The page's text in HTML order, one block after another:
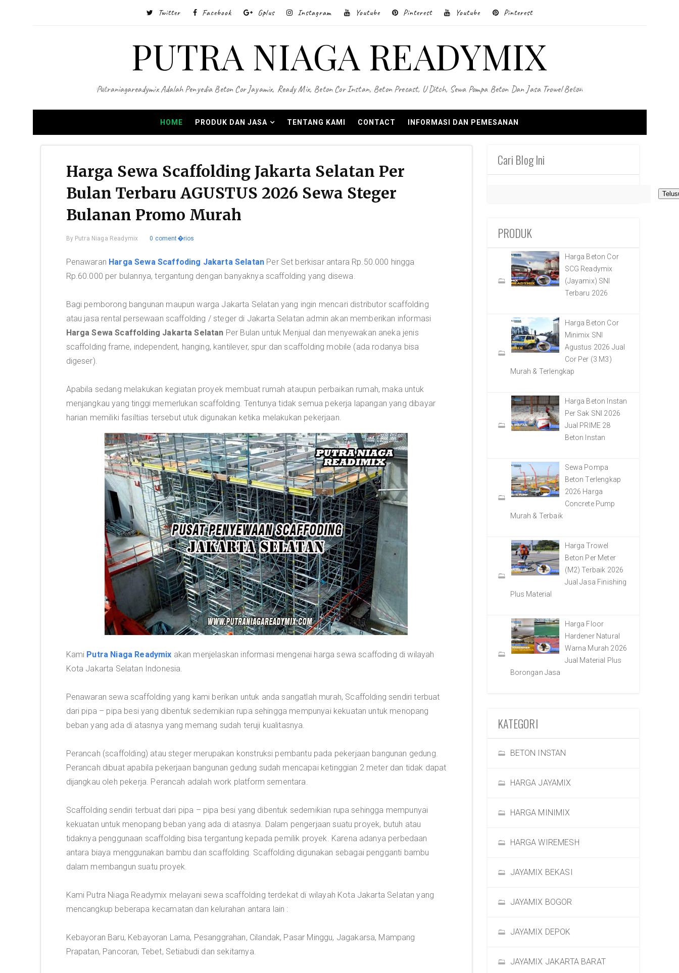
Twitter Facebook Gplus Instagram Youtube Pinterest Youtube Pinterest
PUTRA NIAGA READYMIX
Putraniagareadymix Adalah Penyedia Beton Cor Jayamix, Ready Mix, Beton Cor Instan, Beton Precast, U Ditch, Sewa Pompa Beton Dan Jasa Trowel Beton
HOME PRODUK DAN JASA TENTANG KAMI CONTACT INFORMASI DAN PEMESANAN
Harga Sewa Scaffolding Jakarta Selatan Per
Bulan Terbaru AGUSTUS 2026 Sewa Steger
Bulanan Promo Murah
By Putra Niaga Readymix 0 coment�rios
Penawaran Harga Sewa Scaffoding Jakarta Selatan Per Set berkisar antara Rp.50.000 hingga
Rp.60.000 per bulannya, tergantung dengan banyaknya scaffolding yang disewa.
Bagi pemborong bangunan maupun warga Jakarta Selatan yang ingin mencari distributor scaffolding
atau jasa rental persewaan scaffolding / steger di Jakarta Selatan admin akan memberikan informasi
Harga Sewa Scaffolding Jakarta Selatan Per Bulan untuk Menjual dan menyewakan aneka jenis
scaffolding frame, independent, hanging, kantilever, spur dan scaffolding mobile (ada rodanya bisa
digeser).
Apabila sedang melakukan kegiatan proyek membuat rumah ataupun perbaikan rumah, maka untuk
menjangkau yang tinggi memerlukan scaffolding. Tentunya tidak semua pekerja lapangan yang dibayar
harian memiliki fasiltias tersebut utuk digunakan ketika melakukan pekerjaan.
Kami Putra Niaga Readymix akan menjelaskan informasi mengenai harga sewa scaffoding di wilayah
Kota Jakarta Selatan Indonesia.
Penawaran sewa scaffolding yang kami berikan untuk anda sangatlah murah, Scaffolding sendiri terbuat
dari pipa – pipa besi yang dibentuk sedemikian rupa sehingga mempunyai kekuatan untuk menopang
beban yang ada di atasnya yang memang sudah teruji kualitasnya.
Perancah (scaffolding) atau steger merupakan konstruksi pembantu pada pekerjaan bangunan gedung.
Perancah dibuat apabila pekerjaan bangunan gedung sudah mencapai ketinggian 2 meter dan tidak dapat
dijangkau oleh pekerja. Perancah adalah work platform sementara.
Scaffolding sendiri terbuat dari pipa – pipa besi yang dibentuk sedemikian rupa sehingga mempunyai
kekuatan untuk menopang beban yang ada di atasnya. Dalam pengerjaan suatu proyek, butuh atau
tidaknya penggunaan scaffolding bisa tergantung kepada pemilik proyek. Karena adanya perbedaan
antara biaya menggunakan bambu dan scaffolding. Scaffolding digunakan sebagai pengganti bambu
dalam membangun suatu proyek.
Kami Putra Niaga Readymix melayani sewa scaffolding terdekat di wilayah Kota Jakarta Selatan yang
mencangkup beberapa kecamatan dan kelurahan antara lain :
Kebayoran Baru, Kebayoran Lama, Pesanggrahan, Cilandak, Pasar Minggu, Jagakarsa, Mampang
Prapatan, Pancoran, Tebet, Setiabudi dan sekitarnya.
Cari Blog Ini
PRODUK
Harga Beton Cor
SCG Readymix
(Jayamix) SNI
Terbaru 2026
Harga Beton Cor
Minimix SNI
Agustus 2026 Jual
Cor Per (3 M3)
Murah & Terlengkap
Harga Beton Instan
Per Sak SNI 2026
Jual PRIME 28
Beton Instan
Sewa Pompa
Beton Terlengkap
2026 Harga
Concrete Pump
Murah & Terbaik
Harga Trowel
Beton Per Meter
(M2) Terbaik 2026
Jual Jasa Finishing
Plus Material
Harga Floor
Hardener Natural
Warna Murah 2026
Jual Material Plus
Borongan Jasa
KATEGORI
BETON INSTAN
HARGA JAYAMIX
HARGA MINIMIX
HARGA WIREMESH
JAYAMIX BEKASI
JAYAMIX BOGOR
JAYAMIX DEPOK
JAYAMIX JAKARTA BARAT